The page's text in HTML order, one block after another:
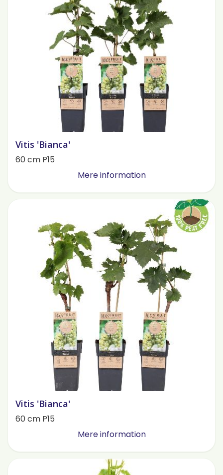
Vitis 'Bianca'
60 cm P15
Mere information
Vitis 'Bianca'
60 cm P15
Mere information